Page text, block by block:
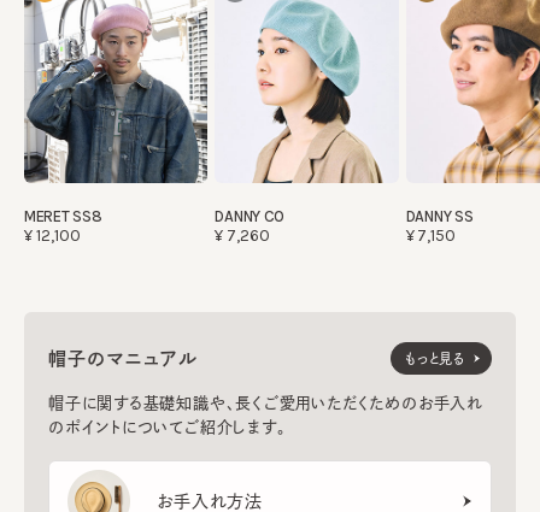
MERET SS8
¥12,100
DANNY CO
¥7,260
DANNY SS
¥7,150
帽子のマニュアル
帽子に関する基礎知識や、長くご愛用いただくためのお手入れ
のポイントについてご紹介します。
お手入れ方法
もっと見る